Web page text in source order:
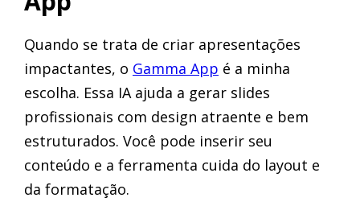
Quando se trata de criar apresentações
impactantes, o Gamma App é a minha
escolha. Essa IA ajuda a gerar slides
profissionais com design atraente e bem
estruturados. Você pode inserir seu
conteúdo e a ferramenta cuida do layout e
da formatação.